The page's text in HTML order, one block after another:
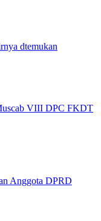
dtemukan
VIII DPC FKDT
Anggota DPRD